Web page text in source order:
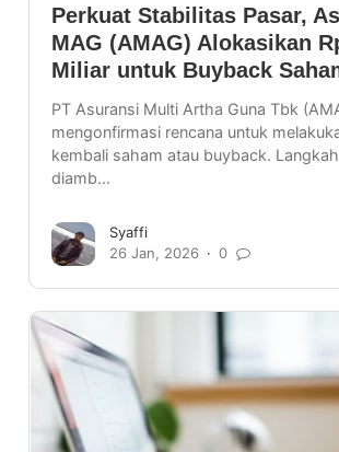
Perkuat Stabilitas Pasar,
MAG (AMAG) Alokasikan
Miliar untuk Buyback
PT Asuransi Multi Artha Guna Tbk
mengonfirmasi rencana untuk
kembali saham atau buyback.
diamb…
Syaffi
26 Jan, 2026
0